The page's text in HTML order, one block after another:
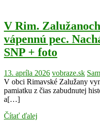
V Rim.
vápennú pec.
SNP + foto
13. apríla 2026 vobraze.sk
V obci Rimavské Zalužany
pamiatku z čias zabudnutej
a[…]
Čítať ďalej